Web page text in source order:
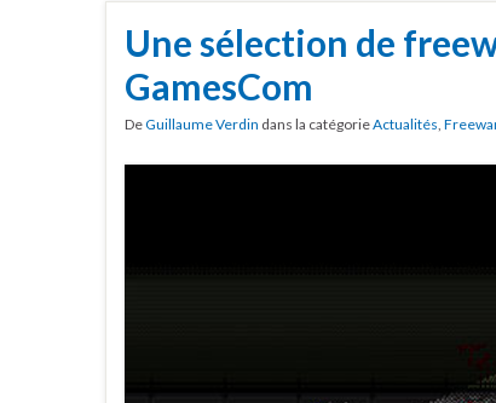
Une sélection de
GamesCom
DeGuillaume Verdin dans la catégorieActualités,